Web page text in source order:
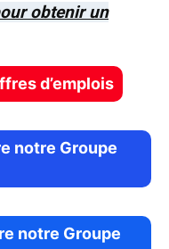
obtenir un
d’emplois
notre Groupe
notre Groupe